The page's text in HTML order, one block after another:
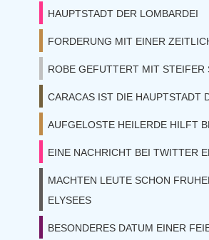
HAUPTSTADT DER LOMBARDEI
FORDERUNG MIT EINER
ROBE GEFUTTERT MIT STEIFER
CARACAS IST DIE HAUPTSTADT
AUFGELOSTE HEILERDE HILFT
EINE NACHRICHT BEI TWITTER
MACHTEN LEUTE SCHON
ELYSEES
BESONDERES DATUM EINER